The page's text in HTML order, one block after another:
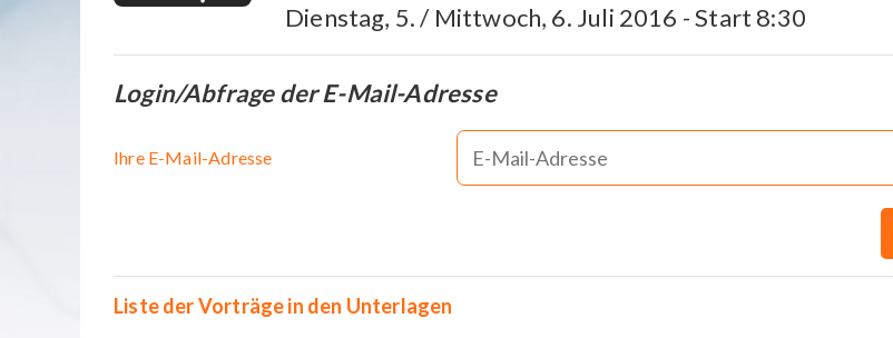
Dienstag, 5. / Mittwoch, 6. Juli 2016 - Start 8:30
Login/Abfrage der E-Mail-Adresse
Ihre E-Mail-Adresse
Liste der Vorträge in den Unterlagen